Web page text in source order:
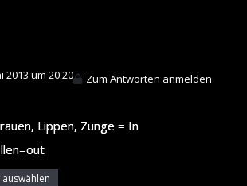
2013 um 20:20 Zum Antworten anmelden
Lippen, Zunge = In